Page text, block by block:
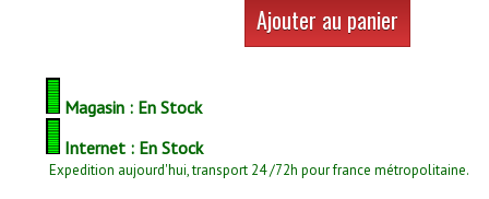
Casques Stéréo
Enceintes Et Caissons Basses
Ajouter au panier
Magasin : En Stock
Internet : En Stock
Expedition aujourd'hui, transport 24 /72h pour france métropolitaine.